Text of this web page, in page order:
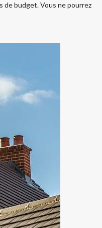
de budget. Vous ne pourrez